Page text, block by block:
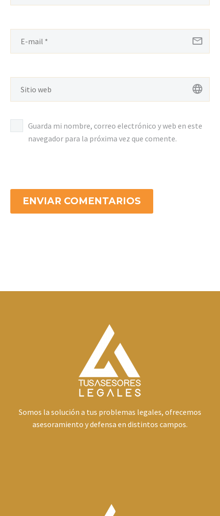
Guarda mi nombre, correo electrónico y web en este
navegador para la próxima vez que comente.
ENVIAR COMENTARIOS
Somos la solución a tus problemas legales, ofrecemos
asesoramiento y defensa en distintos campos.